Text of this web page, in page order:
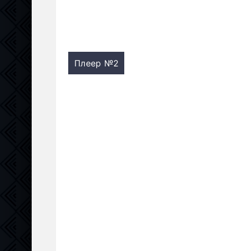
Плеер №2